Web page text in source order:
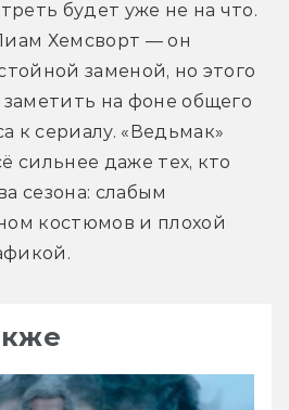
будет уже не на что.
Хемсворт — он
заменой, но этого
на фоне общего
к сериалу. «Ведьмак»
сильнее даже тех, кто
сезона: слабым
костюмов и плохой